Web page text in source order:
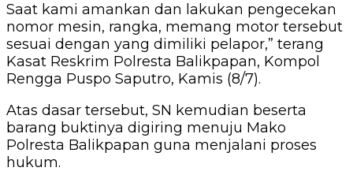
Saat kami amankan dan lakukan pengecekan
nomor mesin, rangka, memang motor tersebut
sesuai dengan yang dimiliki pelapor,” terang
Kasat Reskrim Polresta Balikpapan, Kompol
Rengga Puspo Saputro, Kamis (8/7).
Atas dasar tersebut, SN kemudian beserta
barang buktinya digiring menuju Mako
Polresta Balikpapan guna menjalani proses
hukum.